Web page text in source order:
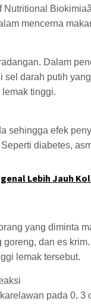
Nutritional
mencerna
Dalam
sel darah putih
tinggi.
sehingga efek
diabetes,
Lebih Jauh
yang diminta
goreng, dan es
lemak tersebut.
pada 0, 3